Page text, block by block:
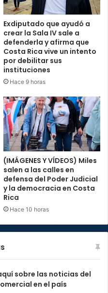
Exdiputado que ayudó a
crear la Sala IV sale a
defenderla y afirma que
Costa Rica vive un intento
por debilitar sus
instituciones
Hace 9 horas
(IMÁGENES Y VÍDEOS) Miles
salen a las calles en
defensa del Poder Judicial
y la democracia en Costa
Rica
Hace 10 horas
sobre las noticias del
en el país